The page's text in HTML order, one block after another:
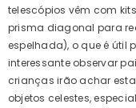
telescópios vêm com
prisma diagonal para
espelhada), o que é útil
interessante observar
crianças irão achar
objetos celestes,